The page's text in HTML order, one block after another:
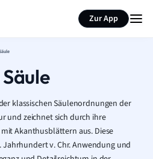
Zur App
klassischen Säulenordnungen der
und zeichnet sich durch ihre
Akanthusblättern aus. Diese
v. Chr. Anwendung und
Seite zusammenfassen